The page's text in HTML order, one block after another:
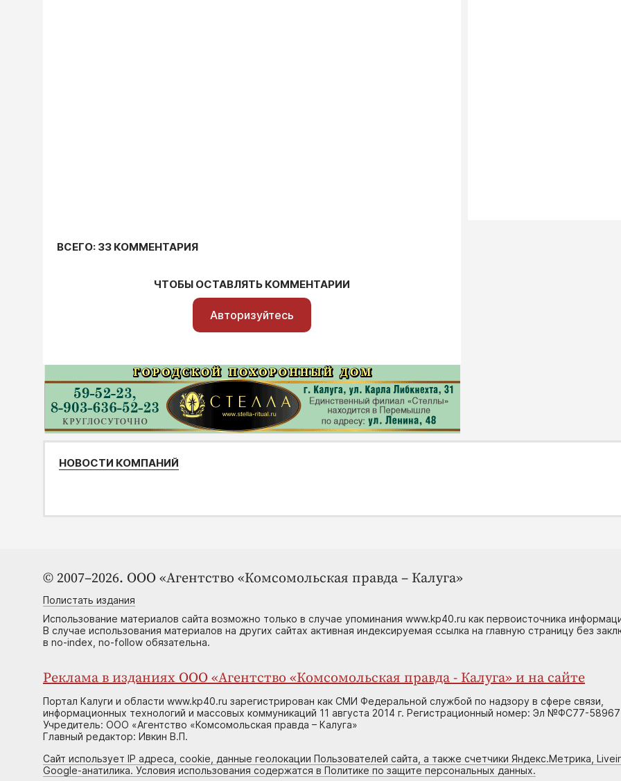
ВСЕГО: 33 КОММЕНТАРИЯ
ЧТОБЫ ОСТАВЛЯТЬ КОММЕНТАРИИ
Авторизуйтесь
НОВОСТИ КОМПАНИЙ
© 2007–2026. ООО «Агентство «Комсомольская правда – Калуга»
Полистать издания
Использование материалов сайта возможно только в случае упоминания www.kp40.ru как первоисточника
В случае использования материалов на других сайтах активная индексируемая ссылка на главную страницу без
в no-index, no-follow обязательна.
Реклама в изданиях ООО «Агентство «Комсомольская правда - Калуга» и на сайте
Портал Калуги и области www.kp40.ru зарегистрирован как СМИ Федеральной службой по надзору в сфере связи,
информационных технологий и массовых коммуникаций 11 августа 2014 г. Регистрационный номер: Эл №ФС77-58967
Учредитель: ООО «Агентство «Комсомольская правда – Калуга»
Главный редактор: Ивкин В.П.
Сайт использует IP адреса, cookie, данные геолокации Пользователей сайта, а также счетчики Яндекс.Метрика,
Google-анатилика. Условия использования содержатся в Политике по защите персональных данных.